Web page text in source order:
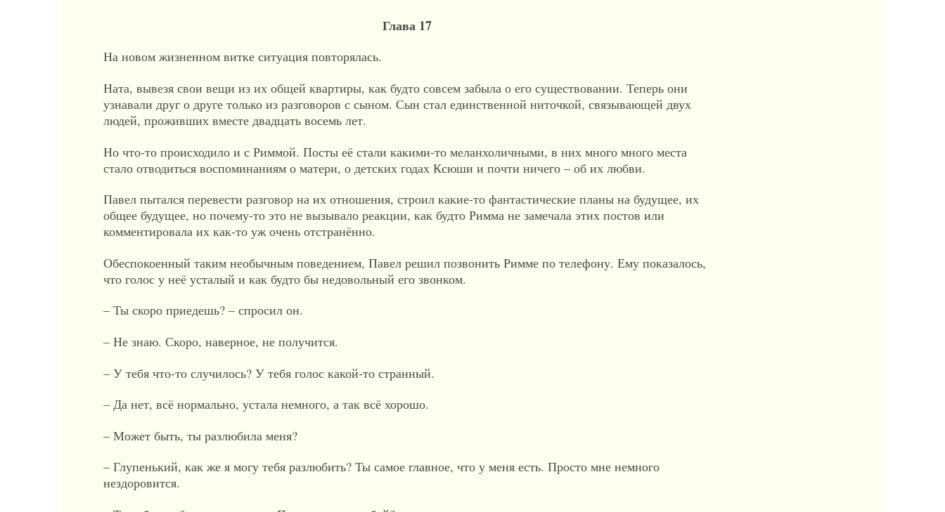
Глава 17
На новом жизненном витке ситуация повторялась.
Ната, вывезя свои вещи из их общей квартиры, как будто совсем забыла о его существовании. Теперь они
узнавали друг о друге только из разговоров с сыном. Сын стал единственной ниточкой, связывающей двух
людей, проживших вместе двадцать восемь лет.
Но что-то происходило и с Риммой. Посты её стали какими-то меланхоличными, в них много много места
стало отводиться воспоминаниям о матери, о детских годах Ксюши и почти ничего – об их любви.
Павел пытался перевести разговор на их отношения, строил какие-то фантастические планы на будущее, их
общее будущее, но почему-то это не вызывало реакции, как будто Римма не замечала этих постов или
комментировала их как-то уж очень отстранённо.
Обеспокоенный таким необычным поведением, Павел решил позвонить Римме по телефону. Ему показалось,
что голос у неё усталый и как будто бы недовольный его звонком.
– Ты скоро приедешь? – спросил он.
– Не знаю. Скоро, наверное, не получится.
– У тебя что-то случилось? У тебя голос какой-то странный.
– Да нет, всё нормально, устала немного, а так всё хорошо.
– Может быть, ты разлюбила меня?
– Глупенький, как же я могу тебя разлюбить? Ты самое главное, что у меня есть. Просто мне немного
нездоровится.